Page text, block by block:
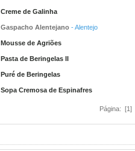
Creme de Galinha
Gaspacho Alentejano - Alentejo
Mousse de Agriões
Pasta de Beringelas II
Puré de Beringelas
Sopa Cremosa de Espinafres
Página: [1]